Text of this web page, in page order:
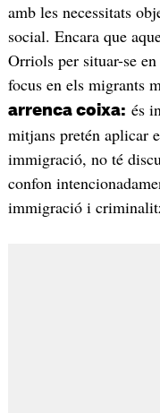
amb les necessitats
social. Encara que
Orriols per situar-se
focus en els migrants
arrenca coixa: és
mitjans pretén aplicar
immigració, no té
confon
immigració i